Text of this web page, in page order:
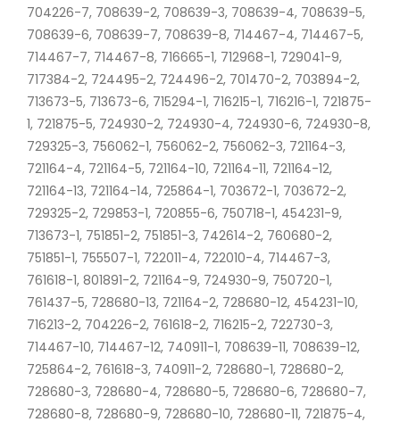
704226-7, 708639-2, 708639-3, 708639-4, 708639-5,
708639-6, 708639-7, 708639-8, 714467-4, 714467-5,
714467-7, 714467-8, 716665-1, 712968-1, 729041-9,
717384-2, 724495-2, 724496-2, 701470-2, 703894-2,
713673-5, 713673-6, 715294-1, 716215-1, 716216-1, 721875-
1, 721875-5, 724930-2, 724930-4, 724930-6, 724930-8,
729325-3, 756062-1, 756062-2, 756062-3, 721164-3,
721164-4, 721164-5, 721164-10, 721164-11, 721164-12,
721164-13, 721164-14, 725864-1, 703672-1, 703672-2,
729325-2, 729853-1, 720855-6, 750718-1, 454231-9,
713673-1, 751851-2, 751851-3, 742614-2, 760680-2,
751851-1, 755507-1, 722011-4, 722010-4, 714467-3,
761618-1, 801891-2, 721164-9, 724930-9, 750720-1,
761437-5, 728680-13, 721164-2, 728680-12, 454231-10,
716213-2, 704226-2, 761618-2, 716215-2, 722730-3,
714467-10, 714467-12, 740911-1, 708639-11, 708639-12,
725864-2, 761618-3, 740911-2, 728680-1, 728680-2,
728680-3, 728680-4, 728680-5, 728680-6, 728680-7,
728680-8, 728680-9, 728680-10, 728680-11, 721875-4,